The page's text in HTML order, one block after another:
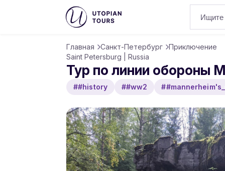
Главная Санкт-Петербург Приключение
Saint Petersburg | Russia
Тур по линии обороны
##history ##ww2